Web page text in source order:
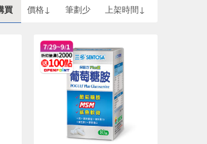
買 價格↓ 筆劃少 上架時間↓